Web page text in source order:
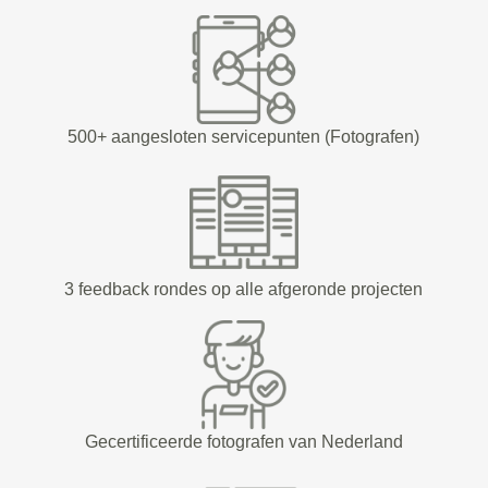
500+ aangesloten servicepunten (Fotografen)
3 feedback rondes op alle afgeronde projecten
Gecertificeerde fotografen van Nederland